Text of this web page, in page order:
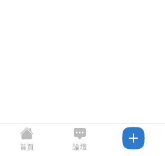
首頁 論壇